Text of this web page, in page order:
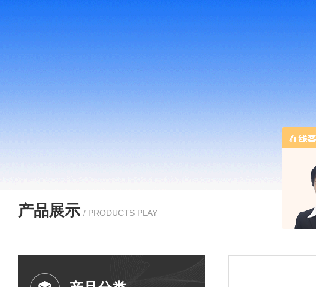
产品展示 / PRODUCTS PLAY